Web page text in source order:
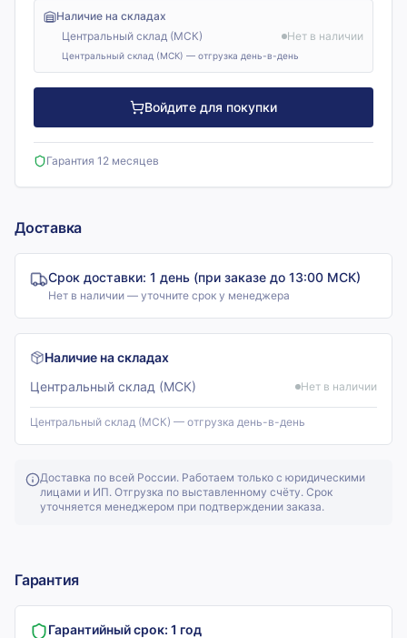
Наличие на складах
Центральный склад (МСК)
Нет в наличии
Центральный склад (МСК) — отгрузка день-в-день
Войдите для покупки
Гарантия 12 месяцев
Доставка
Срок доставки: 1 день (при заказе до 13:00 МСК)
Нет в наличии — уточните срок у менеджера
Наличие на складах
Центральный склад (МСК)
Нет в наличии
Центральный склад (МСК) — отгрузка день-в-день
Доставка по всей России. Работаем только с юридическими
лицами и ИП. Отгрузка по выставленному счёту. Срок
уточняется менеджером при подтверждении заказа.
Гарантия
Гарантийный срок: 1 год